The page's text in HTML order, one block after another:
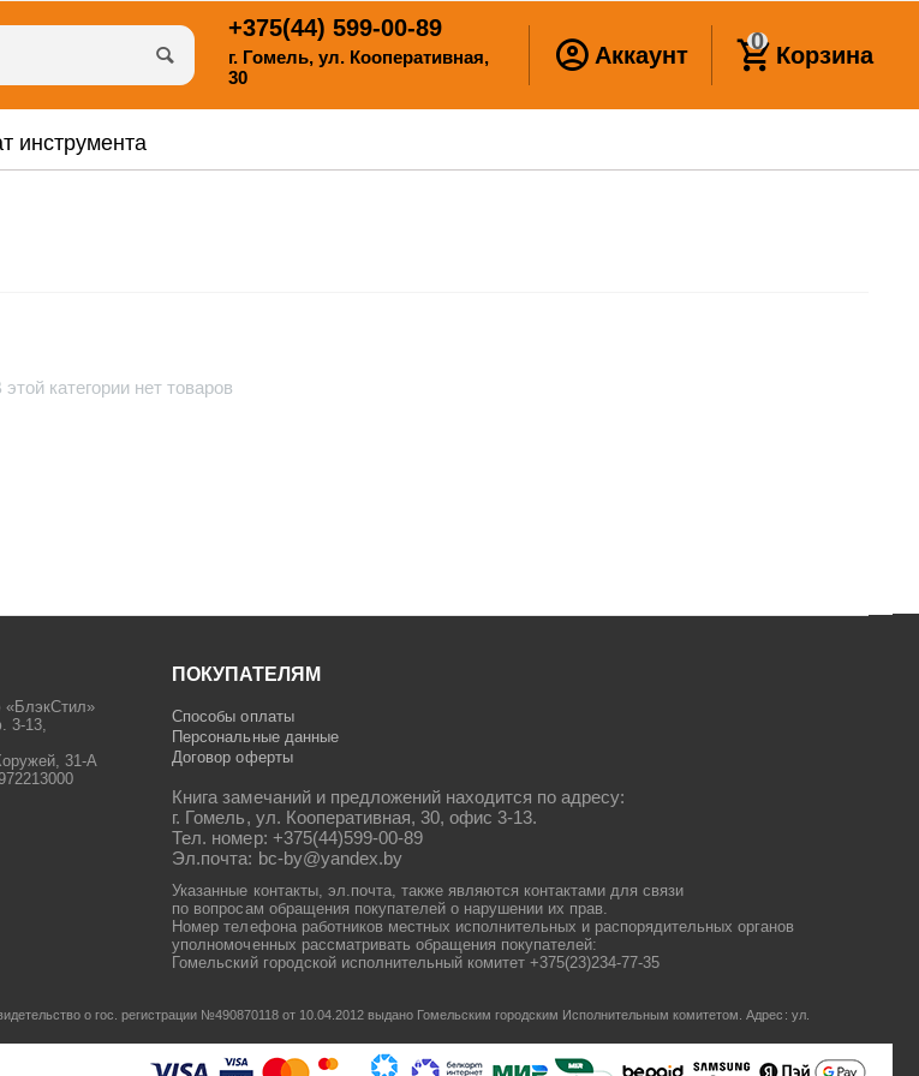
+375(44) 599-00-89
г. Гомель, ул. Кооперативная,
30
Аккаунт
0
Корзина
инструмента
этой категории нет товаров
«БлэкСтил»
3-13,
31-А
ПОКУПАТЕЛЯМ
Способы оплаты
Персональные данные
Договор оферты
Книга замечаний и предложений находится по адресу:
г. Гомель, ул. Кооперативная, 30, офис 3-13.
Тел. номер: +375(44)599-00-89
Эл.почта: bc-by@yandex.by
Указанные контакты, эл.почта, также являются контактами для связи
по вопросам обращения покупателей о нарушении их прав.
Номер телефона работников местных исполнительных и распорядительных органов
уполномоченных рассматривать обращения покупателей:
Гомельский городской исполнительный комитет +375(23)234-77-35
о гос. регистрации №490870118 от 10.04.2012 выдано Гомельским городским Исполнительным комитетом.Адрес: ул.